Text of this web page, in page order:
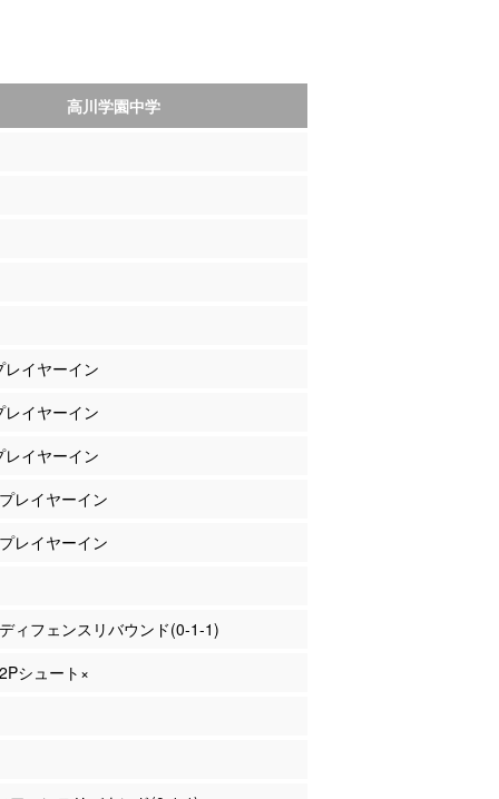
高川学園中学
イヤーイン
イヤーイン
イヤーイン
レイヤーイン
レイヤーイン
ィフェンスリバウンド(0-1-1)
シュート×